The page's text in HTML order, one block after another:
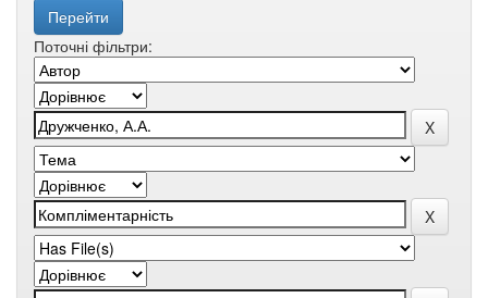
Поточні фільтри: